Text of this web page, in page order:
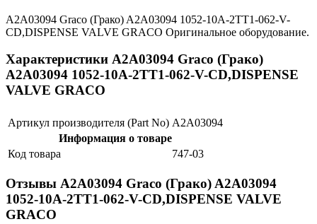
A2A03094 Graco (Грако) A2A03094 1052-10A-2TT1-062-V-
CD,DISPENSE VALVE GRACO Оригинальное оборудование.
Характеристики A2A03094 Graco (Грако)
A2A03094 1052-10A-2TT1-062-V-CD,DISPENSE
VALVE GRACO
Артикул производителя (Part No) A2A03094
Информация о товаре
Код товара
747-03
Отзывы A2A03094 Graco (Грако) A2A03094
1052-10A-2TT1-062-V-CD,DISPENSE VALVE
GRACO